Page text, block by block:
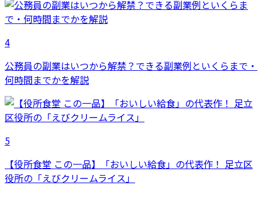
4
公務員の副業はいつから解禁？できる副業例といくらまで・
何時間までかを解説
5
【役所食堂 この一品】「おいしい給食」の代表作！ 足立区
役所の「えびクリームライス」